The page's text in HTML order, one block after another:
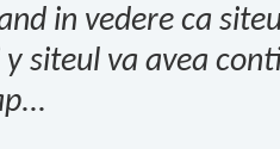
in vedere ca
y siteul va avea